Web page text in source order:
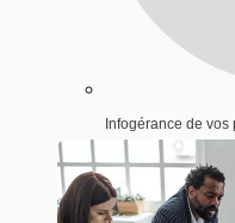
Infogérance de vos